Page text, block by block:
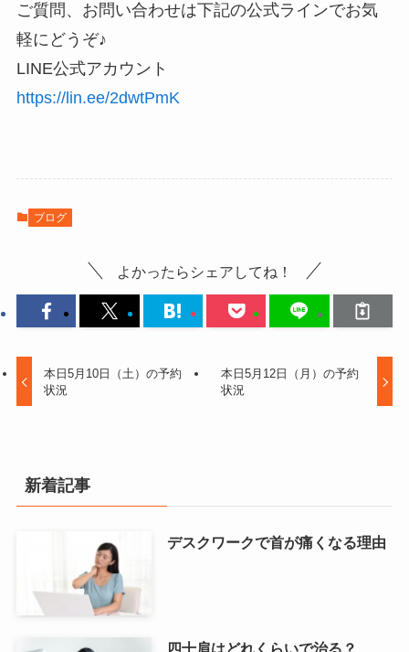
ご質問、お問い合わせは下記の公式ラインでお気
軽にどうぞ♪
LINE公式アカウント
https://lin.ee/2dwtPmK
ブログ
よかったらシェアしてね！
本日5月10日（土）の予約
状況
本日5月12日（月）の予約
状況
新着記事
デスクワークで首が痛くなる理由
四十肩はどれくらいで治る？